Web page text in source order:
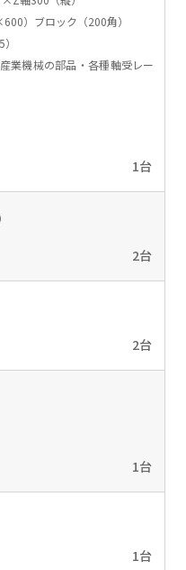
）ブロック（200角）
業機械の部品・各種軸受レー
1台
2台
2台
1台
1台